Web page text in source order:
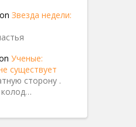
on Звезда недели:
Ученые:
существует
сторону .
колод…